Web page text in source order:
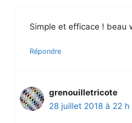
Simple et efficace ! beau
Répondre
grenouilletricote
28 juillet 2018 à 22 h